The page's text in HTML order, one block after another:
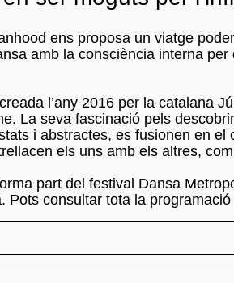
ens proposa un viatge
amb la consciència interna
l’any 2016 per la catalana
La seva fascinació pels
i abstractes, es fusionen en
els uns amb els altres,
part del festival Dansa
Pots consultar tota la